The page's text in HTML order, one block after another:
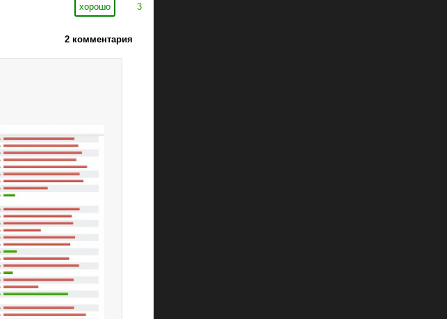
хорошо
3
2 комментария